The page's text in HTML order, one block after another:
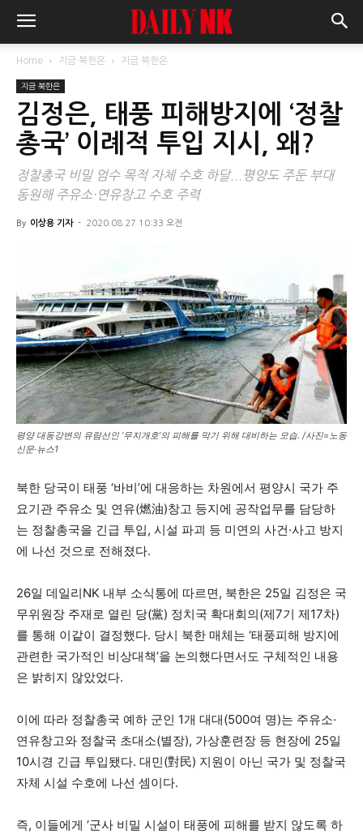
Home 지금 북한은 지금 북한은
지금 북한은
김정은, 태풍 피해방지에 ‘정찰
총국’ 이례적 투입 지시, 왜?
정찰총국 비밀 엄수 목적 자체 수호 하달...평양도 주둔 부대
동원해 주유소·연유창고 수호 주력
By 이상용 기자 - 2020.08.27 10:33 오전
평양 대동강변의 유람선인 ‘무지개호’의 피해를 막기 위해 대비하는 모습. /사진=노동
신문·뉴스1
북한 당국이 태풍 ‘바비’에 대응하는 차원에서 평양시 국가 주
요기관 주유소 및 연유(燃油)창고 등지에 공작업무를 담당하
는 정찰총국을 긴급 투입, 시설 파괴 등 미연의 사건·사고 방지
에 나선 것으로 전해졌다.
26일 데일리NK 내부 소식통에 따르면, 북한은 25일 김정은 국
무위원장 주재로 열린 당(黨) 정치국 확대회의(제7기 제17차)
를 통해 이같이 결정했다. 당시 북한 매체는 ‘태풍피해 방지에
관련한 국가적인 비상대책’을 논의했다면서도 구체적인 내용
은 밝히지 않았었다.
이에 따라 정찰총국 예하 군인 1개 대대(500여 명)는 주유소·
연유창고와 정찰국 초대소(별장), 가상훈련장 등 현장에 25일
10시경 긴급 투입됐다. 대민(對民) 지원이 아닌 국가 및 정찰국
자체 시설 수호에 나선 셈이다.
즉, 이들에게 ‘군사 비밀 시설이 태풍에 피해를 받지 않도록 하